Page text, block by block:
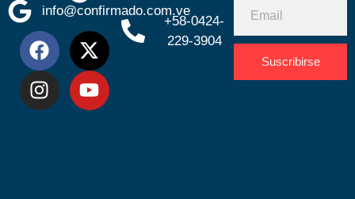
info@confirmado.com.ve
+58-0424-
229-3904
Suscribirse